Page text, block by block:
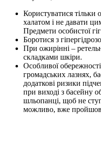
Користуватися
халатом і не давати
Предмети особистої
Боротися з
При ожирінні –
складками шкіри.
Особливої
громадських лазнях,
додаткові ризики
при виході з басейну
шльопанці, щоб не
можливо, вже